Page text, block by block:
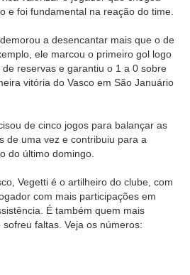
e foi fundamental na reação do time.
a desencantar mais que o de
ele marcou o primeiro gol logo
reservas e garantiu o 1 a 0 sobre
vitória do Vasco em São Januário
de cinco jogos para balançar as
de uma vez e contribuiu para a
do último domingo.
Vegetti é o artilheiro do clube, com
com mais participações em
É também quem mais
faltas. Veja os números: